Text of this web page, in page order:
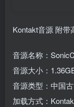
Kontakt音源
音源名称：
音源大小：
音源类型：中国
加载方式：